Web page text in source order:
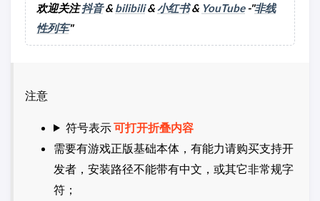
欢迎关注抖音& bilibili&小红书& YouTube-"非线
性列车"
注意
符号表示可打开折叠内容
需要有游戏正版基础本体，有能力请购买支持开
发者，安装路径不能带有中文，或其它非常规字
符；